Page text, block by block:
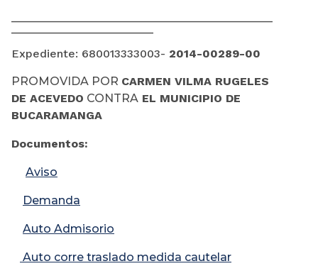
Expediente: 680013333003- 2014-00289-00
PROMOVIDA POR ​CARMEN VILMA RUGELES
DE ACEVEDO CONTRA EL MUNICIPIO DE
BUCARAMANGA
Documentos:
Aviso
Demanda
Auto Admisorio
Auto corre traslado medida cautelar